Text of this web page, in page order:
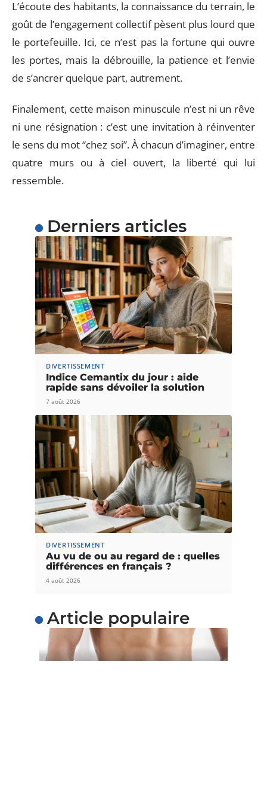
L’écoute des habitants, la connaissance du terrain, le
goût de l’engagement collectif pèsent plus lourd que
le portefeuille. Ici, ce n’est pas la fortune qui ouvre
les portes, mais la débrouille, la patience et l’envie
de s’ancrer quelque part, autrement.
Finalement, cette maison minuscule n’est ni un rêve
ni une résignation : c’est une invitation à réinventer
le sens du mot “chez soi”. À chacun d’imaginer, entre
quatre murs ou à ciel ouvert, la liberté qui lui
ressemble.
Derniers articles
DIVERTISSEMENT
Indice Cemantix du jour : aide
rapide sans dévoiler la solution
7 août 2026
DIVERTISSEMENT
Au vu de ou au regard de : quelles
différences en français ?
4 août 2026
Article populaire